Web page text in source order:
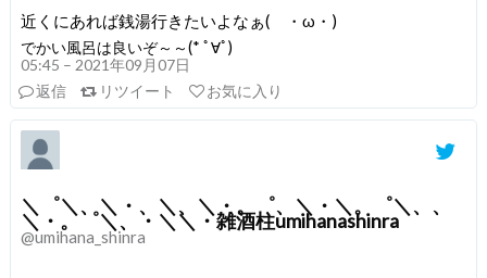
近くにあれば銭湯行きたいよなぁ( ・ω・)
でかい風呂は良いぞ～～(* ﾟ∀ﾟ)
05:45 – 2021年09月07日
返信
リツイート お気に入り
＼゜＼、＼・、＼、＼・。゜、＼・＼。゜＼、、
＼・。゜＼、・＼＼・雑酒柱umihanashinra
@umihana_shinra